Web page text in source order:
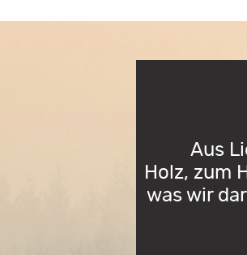
Aus
Holz, zum
was wir